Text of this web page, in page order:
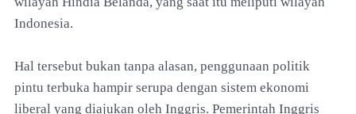
Indonesia.
Hal tersebut bukan tanpa alasan, penggunaan politik
pintu terbuka hampir serupa dengan sistem ekonomi
liberal yang diajukan oleh Inggris. Pemerintah Inggris